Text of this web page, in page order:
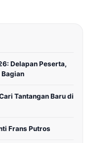
Delapan Peserta,
Tantangan Baru di
Frans Putros